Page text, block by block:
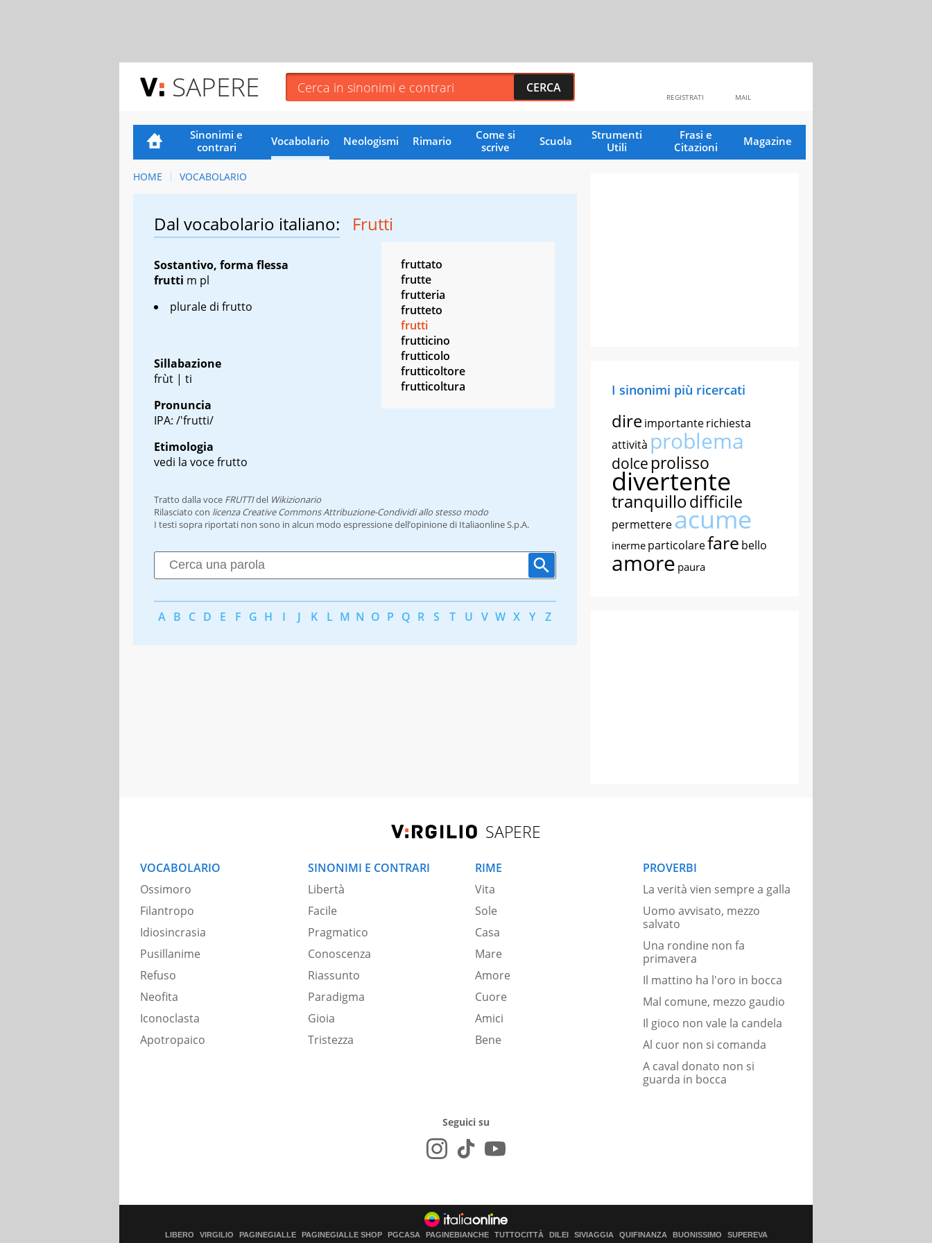
SAPERE MAIL
REGISTRATI
Sinonimi e
contrari
Vocabolario Neologismi Rimario
Come si
scrive
Scuola
Strumenti
Utili
Frasi e
Citazioni
Magazine
HOME VOCABOLARIO
Dal vocabolario italiano: Frutti
Sostantivo, forma flessa
frutti m pl
plurale di frutto
Sillabazione
frùt | ti
Pronuncia
IPA: /'frutti/
Etimologia
vedi la voce frutto
fruttato
frutte
frutteria
frutteto
frutti
frutticino
frutticolo
frutticoltore
frutticoltura
Tratto dalla voce FRUTTIdel Wikizionario
Rilasciato con licenza Creative Commons Attribuzione-Condividi allo stesso modo
I testi sopra riportati non sono in alcun modo espressione dell’opinione di Italiaonline S.p.A.
A B C D E F G H I J K L M N O P Q R S T U V W X Y Z
I sinonimi più ricercati
direimportanterichiesta
attività problema
dolce prolisso
divertente
tranquillodifficile
permettereacume
inerme particolarefare bello
amore paura
SAPERE
VOCABOLARIO
Ossimoro
Filantropo
Idiosincrasia
Pusillanime
Refuso
Neofita
Iconoclasta
Apotropaico
SINONIMI E CONTRARI
Libertà
Facile
Pragmatico
Conoscenza
Riassunto
Paradigma
Gioia
Tristezza
RIME
Vita
Sole
Casa
Mare
Amore
Cuore
Amici
Bene
PROVERBI
La verità vien sempre a galla
Uomo avvisato, mezzo
salvato
Una rondine non fa
primavera
Il mattino ha l'oro in bocca
Mal comune, mezzo gaudio
Il gioco non vale la candela
Al cuor non si comanda
A caval donato non si
guarda in bocca
Seguici su
LIBERO VIRGILIO PAGINEGIALLE PAGINEGIALLE SHOP PGCASA PAGINEBIANCHE TUTTOCITTÀ DILEI SIVIAGGIA QUIFINANZA BUONISSIMO SUPEREVA